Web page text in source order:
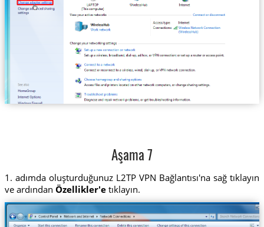
Aşama 7
1. adımda oluşturduğunuz L2TP VPN Bağlantısı'na sağ tıklayın
ve ardından Özellikler'etıklayın.